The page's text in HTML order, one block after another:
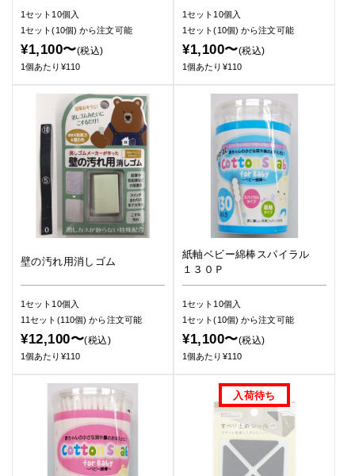
1セット10個入
1セット(10個)から注文可能
¥1,100〜(税込)
1個あたり¥110
1セット10個入
1セット(10個)から注文可能
¥1,100〜(税込)
1個あたり¥110
壁の汚れ用消しゴム
1セット10個入
11セット(110個)から注文可能
¥12,100〜(税込)
1個あたり¥110
紙軸ベビー綿棒スパイラル
１３０Ｐ
1セット10個入
1セット(10個)から注文可能
¥1,100〜(税込)
1個あたり¥110